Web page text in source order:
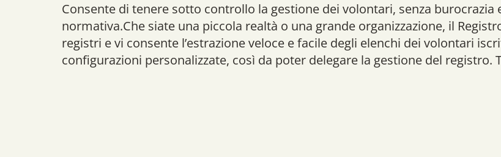
Consente di tenere sotto controllo la gestione dei volontari, senza
normativa.Che siate una piccola realtà o una grande organizzazione, il
registri e vi consente l’estrazione veloce e facile degli elenchi dei volontari
configurazioni personalizzate, così da poter delegare la gestione del registro.